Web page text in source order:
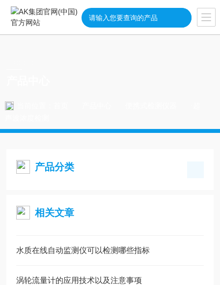
产品分类
相关文章
水质在线自动监测仪可以检测哪些指标
涡轮流量计的应用技术以及注意事项